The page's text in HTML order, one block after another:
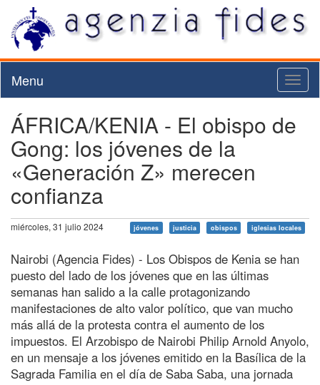
Menu
ÁFRICA/KENIA - El obispo de
Gong: los jóvenes de la
«Generación Z» merecen
confianza
miércoles, 31 julio 2024 jóvenes justicia obispos iglesias locales
Nairobi (Agencia Fides) - Los Obispos de Kenia se han
puesto del lado de los jóvenes que en las últimas
semanas han salido a la calle protagonizando
manifestaciones de alto valor político, que van mucho
más allá de la protesta contra el aumento de los
impuestos. El Arzobispo de Nairobi Philip Arnold Anyolo,
en un mensaje a los jóvenes emitido en la Basílica de la
Sagrada Familia en el día de Saba Saba, una jornada